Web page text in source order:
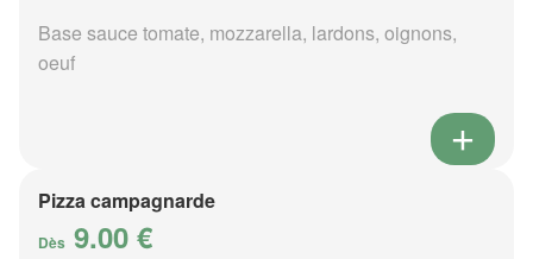
Base sauce tomate, mozzarella, lardons, oignons,
oeuf
Pizza campagnarde
Dès 9.00 €